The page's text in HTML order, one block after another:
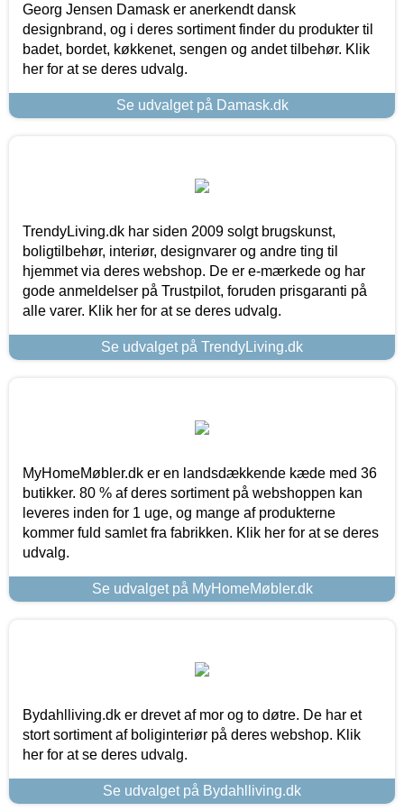
Georg Jensen Damask er anerkendt dansk
designbrand, og i deres sortiment finder du produkter til
badet, bordet, køkkenet, sengen og andet tilbehør. Klik
her for at se deres udvalg.
Se udvalget på Damask.dk
TrendyLiving.dk har siden 2009 solgt brugskunst,
boligtilbehør, interiør, designvarer og andre ting til
hjemmet via deres webshop. De er e-mærkede og har
gode anmeldelser på Trustpilot, foruden prisgaranti på
alle varer. Klik her for at se deres udvalg.
Se udvalget på TrendyLiving.dk
MyHomeMøbler.dk er en landsdækkende kæde med 36
butikker. 80 % af deres sortiment på webshoppen kan
leveres inden for 1 uge, og mange af produkterne
kommer fuld samlet fra fabrikken. Klik her for at se deres
udvalg.
Se udvalget på MyHomeMøbler.dk
Bydahlliving.dk er drevet af mor og to døtre. De har et
stort sortiment af boliginteriør på deres webshop. Klik
her for at se deres udvalg.
Se udvalget på Bydahlliving.dk